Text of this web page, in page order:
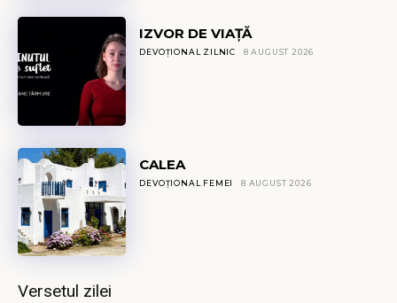
IZVOR DE VIAȚĂ
DEVOȚIONAL ZILNIC 8 AUGUST 2026
CALEA
DEVOȚIONAL FEMEI 8 AUGUST 2026
Versetul zilei